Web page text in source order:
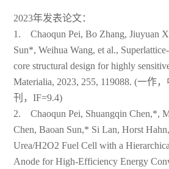
2023年发表论文：
1. Chaoqun Pei, Bo Zhang, Jiuyuan
Sun*, Weihua Wang, et al.,
core structural design for highly
Materialia, 2023, 255, 119088. (一作
刊，IF=9.4)
2. Chaoqun Pei, Shuangqin Chen,*,
Chen, Baoan Sun,* Si Lan, Horst
Urea/H2O2 Fuel Cell with a
Anode for High-Efficiency Energy